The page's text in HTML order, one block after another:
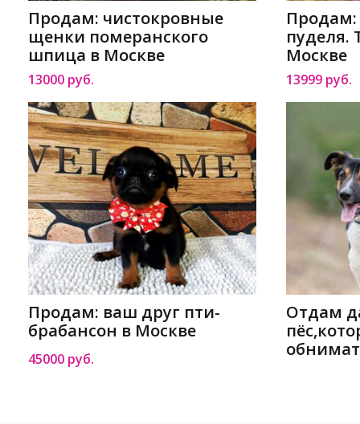
Продам: чистокровные
щенки померанского
шпица в Москве
13000 руб.
пуделя.
Москве
13999 руб.
Продам: ваш друг пти-
брабансон в Москве
45000 руб.
Отдам